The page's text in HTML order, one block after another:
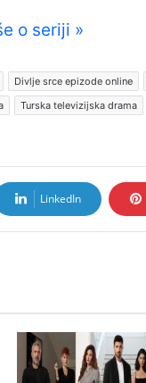
o seriji »
Divlje srce epizode online
Turska televizijska drama
LinkedIn